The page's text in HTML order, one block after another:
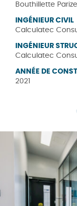
Bouthillette
INGÉNIEUR CIVIL
Calculatec
INGÉNIEUR
Calculatec
ANNÉE DE
2021